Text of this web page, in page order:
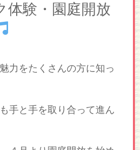
体験・園庭開放
力をたくさんの方に知っ
手と手を取り合って進ん